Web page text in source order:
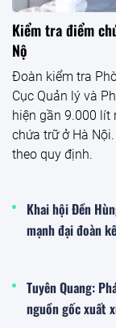
Kiểm tra điểm
Nộ
Đoàn kiểm tra
Cục Quản lý và
hiện gần 9.000 lít
chứa trữ ở Hà
theo quy định.
Khai hội Đền
mạnh đại đoàn
Tuyên Quang:
nguồn gốc xuất